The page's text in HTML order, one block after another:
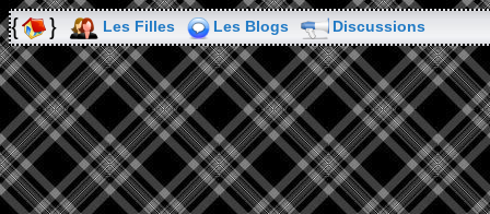
Les Filles Les Blogs Discussions